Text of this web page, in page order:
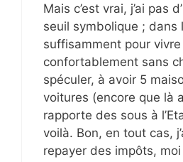
Mais c’est vrai, j’ai pas
seuil symbolique ; dans
suffisamment pour vivre
confortablement sans
spéculer, à avoir 5
voitures (encore que là
rapporte des sous à
voilà. Bon, en tout cas,
repayer des impôts, moi